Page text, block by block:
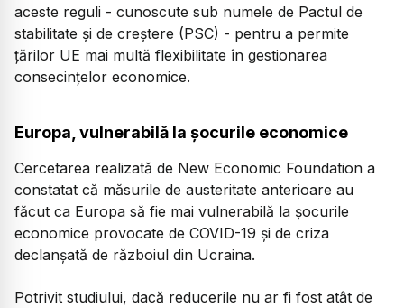
aceste reguli - cunoscute sub numele de Pactul de
stabilitate și de creștere (PSC) - pentru a permite
țărilor UE mai multă flexibilitate în gestionarea
consecințelor economice.
Europa, vulnerabilă la șocurile economice
Cercetarea realizată de New Economic Foundation a
constatat că măsurile de austeritate anterioare au
făcut ca Europa să fie mai vulnerabilă la șocurile
economice provocate de COVID-19 și de criza
declanșată de războiul din Ucraina.
Potrivit studiului, dacă reducerile nu ar fi fost atât de